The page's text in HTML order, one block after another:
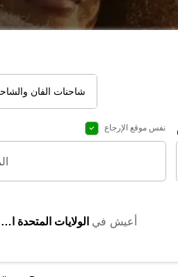
شاحنات الفان
نفس موقع الإرجاع
أعيش في